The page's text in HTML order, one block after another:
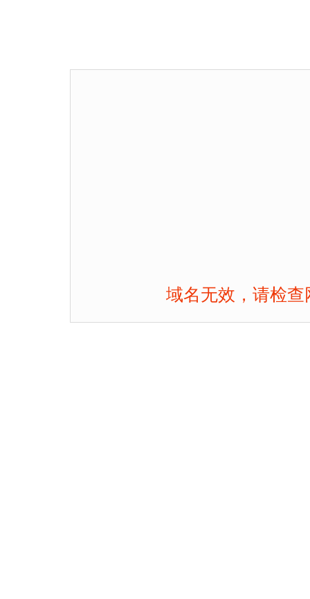
域名无效，请检